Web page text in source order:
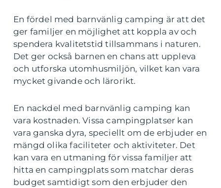
En fördel med barnvänlig camping är att det
ger familjer en möjlighet att koppla av och
spendera kvalitetstid tillsammans i naturen.
Det ger också barnen en chans att uppleva
och utforska utomhusmiljön, vilket kan vara
mycket givande och lärorikt.
En nackdel med barnvänlig camping kan
vara kostnaden. Vissa campingplatser kan
vara ganska dyra, speciellt om de erbjuder en
mängd olika faciliteter och aktiviteter. Det
kan vara en utmaning för vissa familjer att
hitta en campingplats som matchar deras
budget samtidigt som den erbjuder den